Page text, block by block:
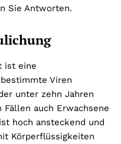
Sie Antworten.
ist eine
Viren
unter zehn Jahren
auch Erwachsene
hoch ansteckend und
Körperflüssigkeiten